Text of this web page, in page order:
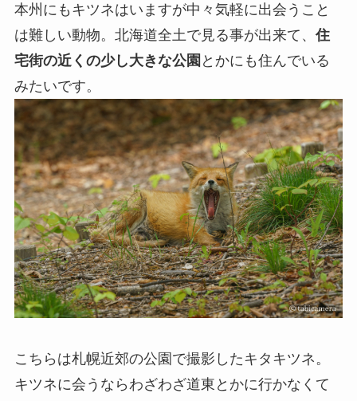
本州にもキツネはいますが中々気軽に出会うこと
は難しい動物。北海道全土で見る事が出来て、 住
宅街の近くの少し大きな公園 とかにも住んでいる
みたいです。
こちらは札幌近郊の公園で撮影したキタキツネ。
キツネに会うならわざわざ道東とかに行かなくて